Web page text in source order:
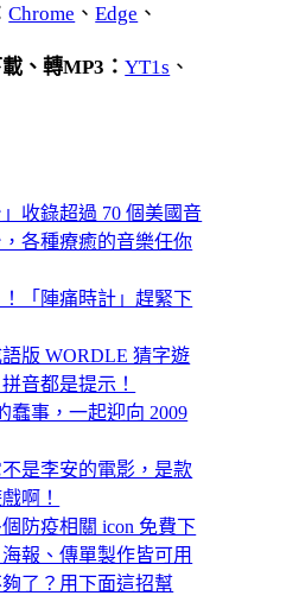
Chrome 、Edge 、
載、轉MP3：YT1s 、
」收錄超過 70 個美國音
各種療癒的音樂任你
「陣痛時計」趕緊下
語版 WORDLE 猜字遊
音都是提示！
蠢事，一起迎向 2009
不是李安的電影，是款
啊！
防疫相關 icon 免費下
報、傳單製作皆可用
了？用下面這招幫